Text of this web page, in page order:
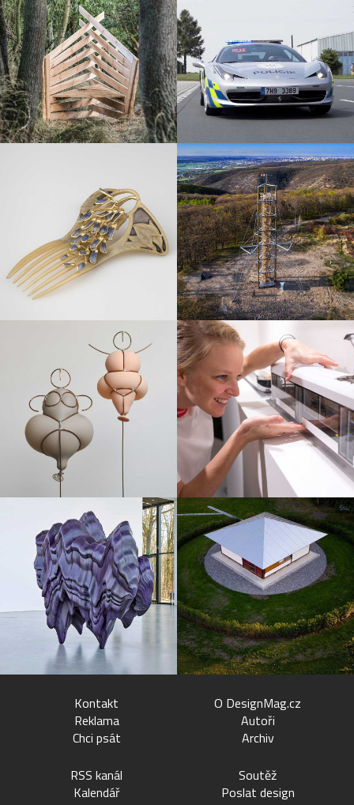
Kontakt
Reklama
Chci psát
O DesignMag.cz
Autoři
Archiv
RSS kanál
Kalendář
Soutěž
Poslat design